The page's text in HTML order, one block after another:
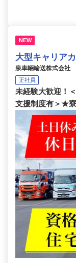
NEW
大型キャリア
泉車輛輸送株式会社
正社員
未経験大歓迎！
支援制度有＞★寮